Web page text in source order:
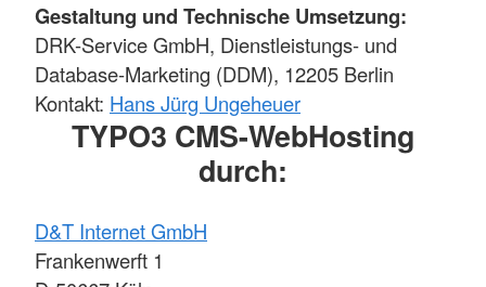
Gestaltung und Technische Umsetzung:
DRK-Service GmbH, Dienstleistungs- und
Database-Marketing (DDM), 12205 Berlin
Kontakt: Hans Jürg Ungeheuer
TYPO3 CMS-WebHosting
durch:
D&T Internet GmbH
Frankenwerft 1